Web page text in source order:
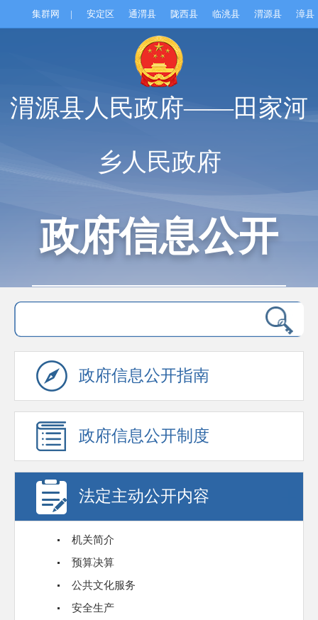
集群网 | 安定区 通渭县 陇西县 临洮县 渭源县 漳县
渭源县人民政府——田家河
乡人民政府
政府信息公开
政府信息公开指南
政府信息公开制度
法定主动公开内容
机关简介
预算决算
公共文化服务
安全生产